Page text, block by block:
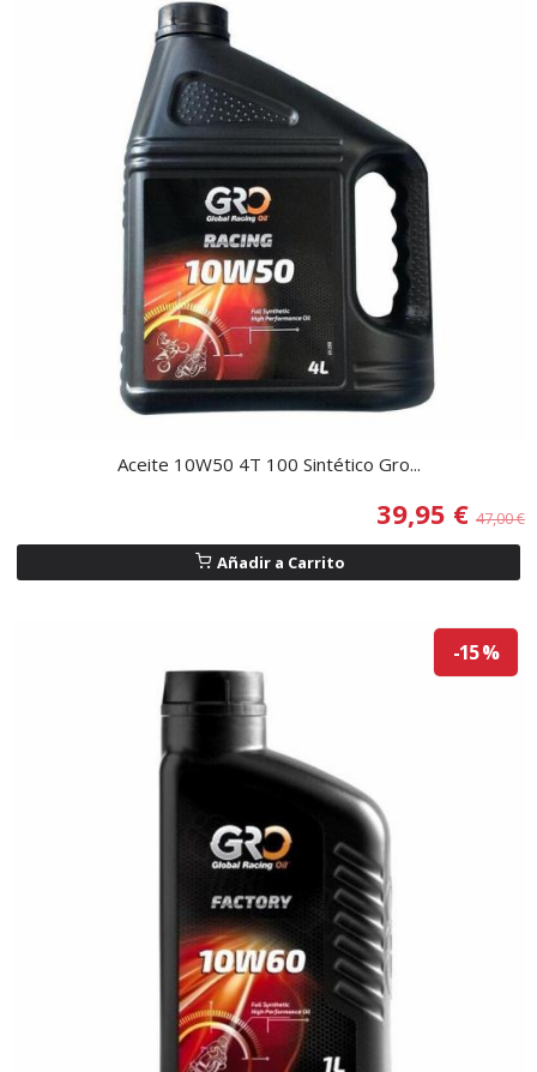
Aceite 10W50 4T 100 Sintético Gro...
39,95 € 47,00 €
Añadir a Carrito
-15 %